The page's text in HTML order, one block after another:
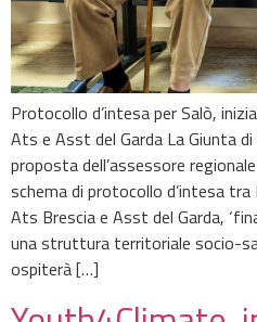
Protocollo d’intesa per Salò,
Ats e Asst del Garda La Giunta
proposta dell’assessore
schema di protocollo d’intesa
Ats Brescia e Asst del Garda,
una struttura territoriale socio-
ospiterà […]